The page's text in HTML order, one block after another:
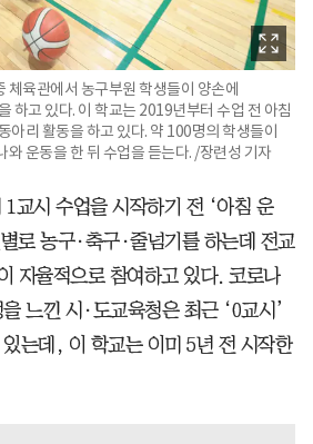
체육관에서 농구부원 학생들이 양손에
하고 있다. 이 학교는 2019년부터 수업 전 아침
아리 활동을 하고 있다. 약 100명의 학생들이
와 운동을 한 뒤 수업을 듣는다. /장련성 기자
교시 수업을 시작하기 전 ‘아침 운
로 농구·축구·줄넘기를 하는데 전교
자율적으로 참여하고 있다. 코로나
느낀 시·도교육청은 최근 ‘0교시’
는데, 이 학교는 이미 5년 전 시작한